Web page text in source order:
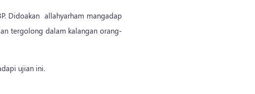
Didoakan allahyarham mangadap
tergolong dalam kalangan orang-
ujian ini.